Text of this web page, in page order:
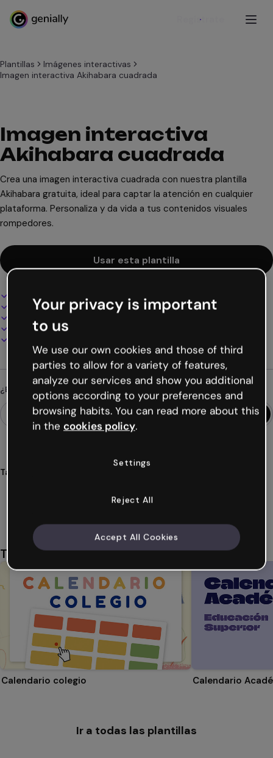
Regístrate
Plantillas
Imágenes interactivas
Imagen interactiva Akihabara cuadrada
Imagen interactiva
Akihabara cuadrada
Crea una imagen interactiva cuadrada con nuestra plantilla
Akihabara gratuita, ideal para captar la atención en cualquier
plataforma. Personaliza y da vida a tus contenidos visuales
rompedores.
Usar esta plantilla
100% personalizable
Añade audio, vídeo y multimedia
Presenta, comparte o publica online
¿Buscas algo diferente?
Tags
También te puede gustar
Calendario colegio
Ir a todas las plantillas
Your privacy is important
to us
We use our own cookies and those of third
parties to allow for a variety of features,
analyze our services and show you additional
options according to your preferences and
browsing habits. You can read more about this
in the cookies policy.
Settings
Reject All
Accept All Cookies